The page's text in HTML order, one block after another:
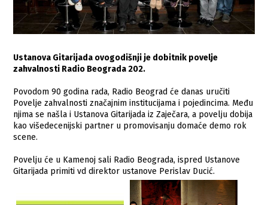
Ustanova Gitarijada ovogodišnji je dobitnik povelje
zahvalnosti Radio Beograda 202.
Povodom 90 godina rada, Radio Beograd će danas uručiti
Povelje zahvalnosti značajnim institucijama i pojedincima. Među
njima se našla i Ustanova Gitarijada iz Zaječara, a povelju dobija
kao višedecenijski partner u promovisanju domaće demo rok
scene.
Povelju će u Kamenoj sali Radio Beograda, ispred Ustanove
Gitarijada primiti vd direktor ustanove Perislav Ducić.